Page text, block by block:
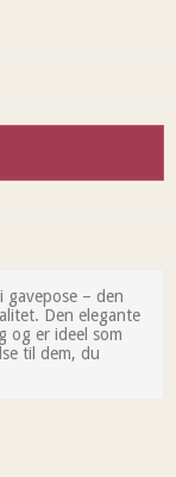
– den
Den elegante
og er ideel som
til dem, du